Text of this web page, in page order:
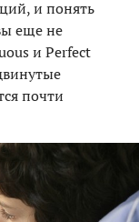
и понять
еще не
и Perfect
почти